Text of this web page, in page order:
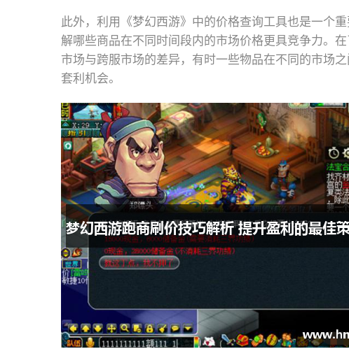
此外，利用《梦幻西游》中的价格查询工具也是一个
解哪些商品在不同时间段内的市场价格更具竞争力。
市场与跨服市场的差异，有时一些物品在不同的市场
套利机会。